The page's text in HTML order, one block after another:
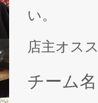
い。
店主オス
チーム